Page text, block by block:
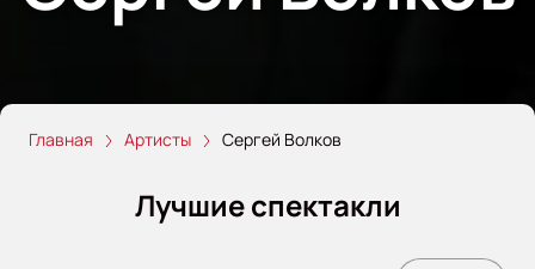
Главная Артисты Сергей Волков
Лучшие спектакли